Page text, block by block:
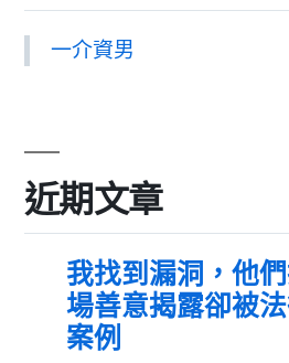
一介資男
近期文章
我找到漏洞，他
場善意揭露卻被
案例